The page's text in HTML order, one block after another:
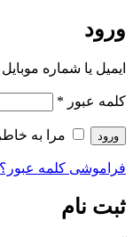
ورود
ایمیل یا شماره موبایل
کلمه عبور *
ورود مرا به
فراموشی کلمه عبور؟
ثبت نام